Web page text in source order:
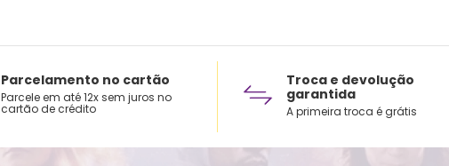
Parcelamento no cartão
Parcele em até 12x sem juros no
cartão de crédito
Troca e devolução
garantida
A primeira troca é grátis